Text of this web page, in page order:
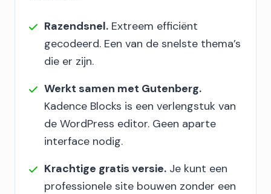
Razendsnel. Extreem efficiënt
gecodeerd. Een van de snelste thema’s
die er zijn.
Werkt samen met Gutenberg.
Kadence Blocks is een verlengstuk van
de WordPress editor. Geen aparte
interface nodig.
Krachtige gratis versie. Je kunt een
professionele site bouwen zonder een